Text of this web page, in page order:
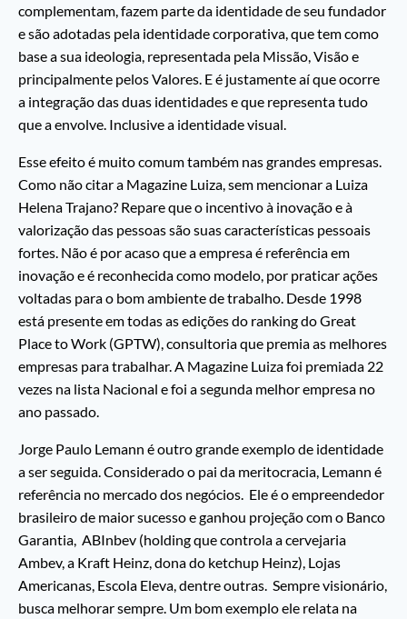
complementam, fazem parte da identidade de seu fundador
e são adotadas pela identidade corporativa, que tem como
base a sua ideologia, representada pela Missão, Visão e
principalmente pelos Valores. E é justamente aí que ocorre
a integração das duas identidades e que representa tudo
que a envolve. Inclusive a identidade visual.
Esse efeito é muito comum também nas grandes empresas.
Como não citar a Magazine Luiza, sem mencionar a Luiza
Helena Trajano? Repare que o incentivo à inovação e à
valorização das pessoas são suas características pessoais
fortes. Não é por acaso que a empresa é referência em
inovação e é reconhecida como modelo, por praticar ações
voltadas para o bom ambiente de trabalho. Desde 1998
está presente em todas as edições do ranking do Great
Place to Work (GPTW), consultoria que premia as melhores
empresas para trabalhar. A Magazine Luiza foi premiada 22
vezes na lista Nacional e foi a segunda melhor empresa no
ano passado.
Jorge Paulo Lemann é outro grande exemplo de identidade
a ser seguida. Considerado o pai da meritocracia, Lemann é
referência no mercado dos negócios. Ele é o empreendedor
brasileiro de maior sucesso e ganhou projeção com o Banco
Garantia, ABInbev (holding que controla a cervejaria
Ambev, a Kraft Heinz, dona do ketchup Heinz), Lojas
Americanas, Escola Eleva, dentre outras. Sempre visionário,
busca melhorar sempre. Um bom exemplo ele relata na